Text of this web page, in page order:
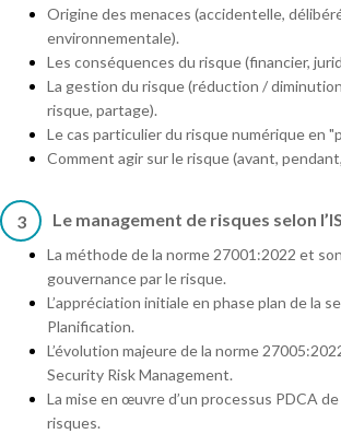
Origine des menaces (accidentelle,
environnementale).
Les conséquences du risque (financier,
La gestion du risque (réduction /
risque, partage).
Le cas particulier du risque numérique en
Comment agir sur le risque (avant,
3 Le management de risques selon
La méthode de la norme 27001:2022 et
gouvernance par le risque.
L’appréciation initiale en phase plan de la
Planification.
L’évolution majeure de la norme
Security Risk Management.
La mise en œuvre d’un processus PDCA
risques.